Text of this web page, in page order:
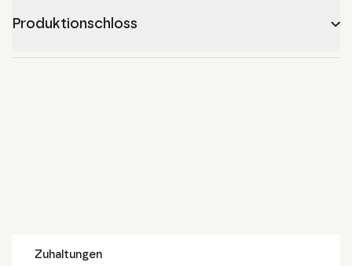
Produktionschloss
Zuhaltungen